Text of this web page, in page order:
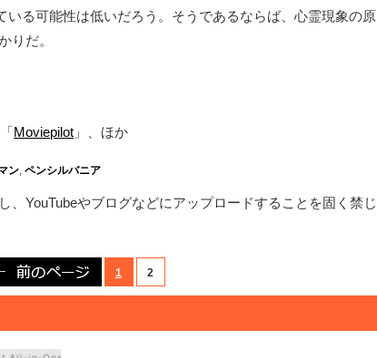
る可能性は低いだろう。そうであるならば、心霊現象の原
りだ。
Moviepilot 」、ほか
ン, ペンシルバニア
YouTubeやブログなどにアップロードすることを固く禁じ
前のページ
1
2